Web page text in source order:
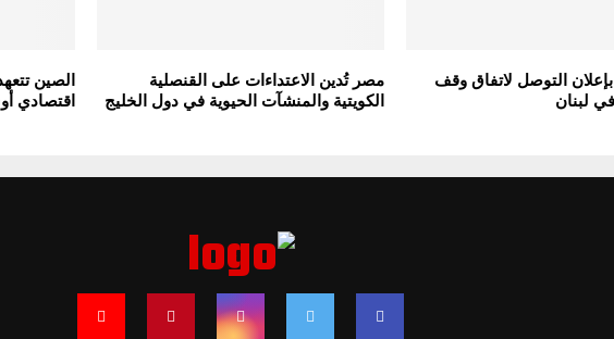
التوصل لاتفاق وقف
لبنان
مصر تُدين الاعتداءات على القنصلية
الكويتية والمنشآت الحيوية في دول الخليج
الصين
اقتصادي